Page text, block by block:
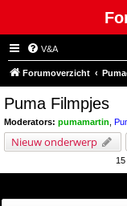
V&A
Forumoverzicht
Puma Filmpjes
Moderators: pumamartin
Nieuw onderwerp